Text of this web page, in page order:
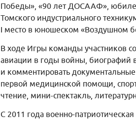
Победы», «90 лет ДОСААФ»,
Томского индустриального
I место в юношеском «Воздушном
В ходе Игры команды участников
авиации в годы войны, биографий
и комментировать
первой медицинской помощи,
чтение, мини-спектакль,
С 2011 года военно-